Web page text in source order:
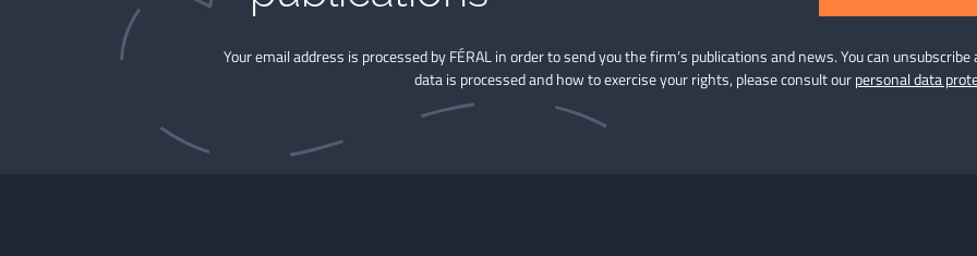
Your email address is processed by FÉRAL in order to send you the firm’s publications and news. You can
data is processed and how to exercise your rights, please consult ourpersonal data